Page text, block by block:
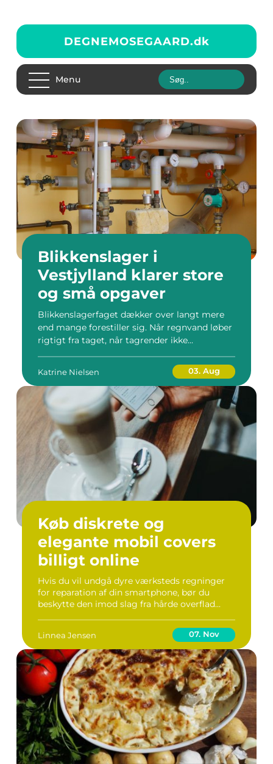
DEGNEMOSEGAARD.dk
Menu
Blikkenslager i
Vestjylland klarer store
og små opgaver
Blikkenslagerfaget dækker over langt mere
end mange forestiller sig. Når regnvand løber
rigtigt fra taget, når tagrender ikke...
Katrine Nielsen 03. Aug
Køb diskrete og
elegante mobil covers
billigt online
Hvis du vil undgå dyre værksteds regninger
for reparation af din smartphone, bør du
beskytte den imod slag fra hårde overflad...
Linnea Jensen 07. Nov